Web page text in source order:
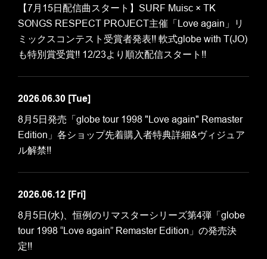
【7月15日配信曲スタート】SURF Muisc × TK
SONGS RESPECT PROJECT主催「Love again」リ
ミックスコンテスト受賞者発表!! 軟式globe with T(JO)
も特別賞受賞!! 12/23より順次配信スタート!!
2026.06.30 [Tue]
8月5日発売「globe tour 1998 "Love again" Remaster
Edition」各ショップ先着購入者特典詳細&ヴィジュア
ル解禁!!
2026.06.12 [Fri]
8月5日(水)、恒例のリマスターシリーズ第4弾「globe
tour 1998 “Love again” Remaster Edition」の発売決
定!!